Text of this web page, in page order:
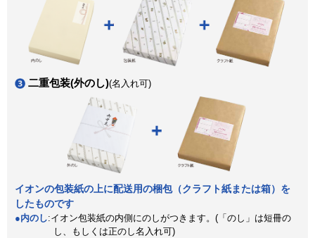
二重包装(外のし)(名入れ可)
イオンの包装紙の上に配送用の梱包（クラフト紙または箱）を
したものです
内のし:イオン包装紙の内側にのしがつきます。(「のし」は短冊の
し、もしくは正のし名入れ可)